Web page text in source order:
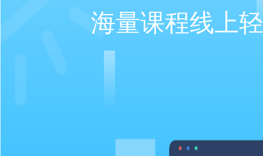
海量课程线上